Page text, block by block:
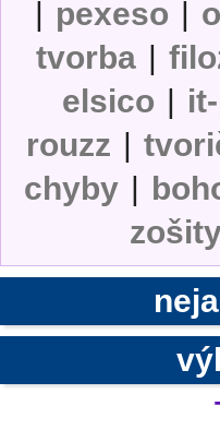
| pexeso |
tvorba |
elsico |
rouzz |
chyby |